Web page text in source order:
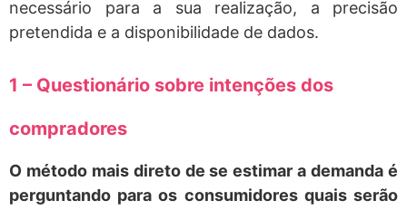
necessário para a sua realização, a precisão
pretendida e a disponibilidade de dados.
1 – Questionário sobre intenções dos
compradores
O método mais direto de se estimar a demanda é
perguntando para os consumidores quais serão